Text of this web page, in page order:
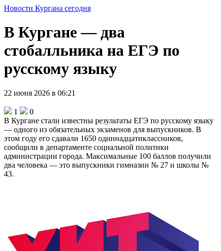
Новости Кургана сегодня
В Кургане — два
стобалльника на ЕГЭ по
русскому языку
22 июня 2026 в 06:21
1
0
В Кургане стали известны результаты ЕГЭ по русскому языку
— одного из обязательных экзаменов для выпускников. В
этом году его сдавали 1650 одиннадцатиклассников,
сообщили в департаменте социальной политики
администрации города. Максимальные 100 баллов получили
два человека — это выпускники гимназии № 27 и школы №
43.